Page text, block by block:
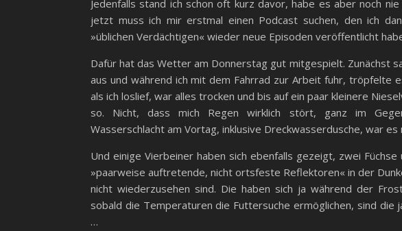
Jedenfalls stand ich schon oft kurz davor, habe es aber noch
jetzt muss ich mir erstmal einen Podcast suchen, den ich
»üblichen Verdächtigen« wieder neue Episoden veröffentlicht
Dafür hat das Wetter am Donnerstag gut mitgespielt. Zunächst
aus und während ich mit dem Fahrrad zur Arbeit fuhr, tröpfelte
als ich loslief, war alles trocken und bis auf ein paar kleinere
so. Nicht, dass mich Regen wirklich stört, ganz im
Wasserschlacht am Vortag, inklusive Dreckwasserdusche, war es
Und einige Vierbeiner haben sich ebenfalls gezeigt, zwei
»paarweise auftretende, nicht ortsfeste Reflektoren« in der
nicht wiederzusehen sind. Die haben sich ja während der
sobald die Temperaturen die Futtersuche ermöglichen, sind
…